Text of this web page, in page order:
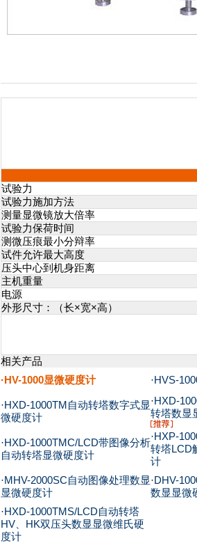
试验力
试验力施加方法
测量显微镜放大倍率
试验力保荷时间
测微压痕最小分辩率
试件允许最大高度
压头中心到机身距离
主机重量
电源
外形尺寸：（长×宽×高）
相关产品
·HV-1000显微硬度计
·HVS-
·HXD-1000TM自动转塔数字式显
微硬度计
·HXD-
转塔数显
·HXD-1000TMC/LCD带图像分析
自动转塔显微硬度计
·HXP-
转塔LCD
计
·MHV-2000SC自动图像处理数显
显微硬度计
·DHV-
数显显微
·HXD-1000TMS/LCD自动转塔
HV、HK双压头数显显微维氏硬
度计